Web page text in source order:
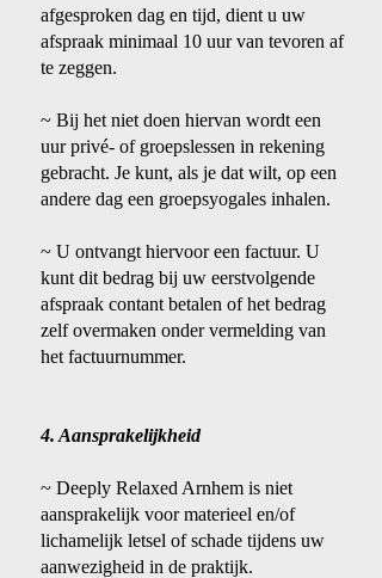
afgesproken dag en tijd, dient u uw
afspraak minimaal 10 uur van tevoren af
te zeggen.
~ Bij het niet doen hiervan wordt een
uur privé- of groepslessen in rekening
gebracht. Je kunt, als je dat wilt, op een
andere dag een groepsyogales inhalen.
~ U ontvangt hiervoor een factuur. U
kunt dit bedrag bij uw eerstvolgende
afspraak contant betalen of het bedrag
zelf overmaken onder vermelding van
het factuurnummer.
4. Aansprakelijkheid
~ Deeply Relaxed Arnhem is niet
aansprakelijk voor materieel en/of
lichamelijk letsel of schade tijdens uw
aanwezigheid in de praktijk.